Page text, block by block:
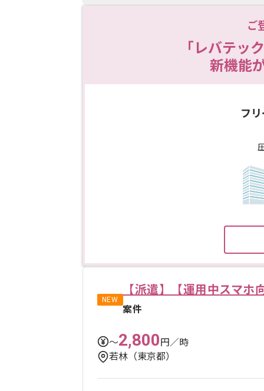
ご
「レバテッ
新機能
フ
NEW
【派遣】【運用中スマ
案件
〜2,800円／時
若林（東京都）